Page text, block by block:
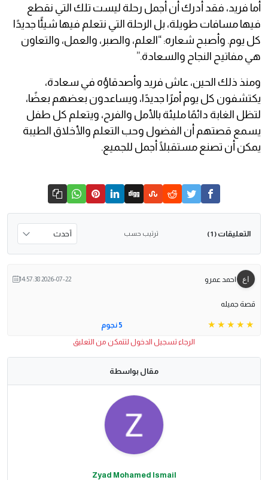
أما فريد، فقد أدرك أن أجمل رحلة ليست تلك التي نقطع
فيها مسافات طويلة، بل الرحلة التي نتعلم فيها شيئًا جديدًا
كل يوم. وأصبح شعاره: “العلم، والصبر، والعمل، والتعاون
هي مفاتيح النجاح والسعادة.”
ومنذ ذلك الحين، عاش فريد وأصدقاؤه في سعادة،
يكتشفون كل يوم أمرًا جديدًا، ويساعدون بعضهم بعضًا،
لتظل الغابة دائمًا مليئة بالأمل والفرح، ويتعلم كل طفل
يسمع قصتهم أن الفضول وحب التعلم والأخلاق الطيبة
يمكن أن تصنع مستقبلًا أجمل للجميع.
التعليقات ( 1 ) ترتيب حسب
احمد عمرو 2026-07-22 14:57:38
قصة جميله
5 نجوم
الرجاء تسجيل الدخول لتتمكن من التعليق
مقال بواسطة
Zyad Mohamed Ismail